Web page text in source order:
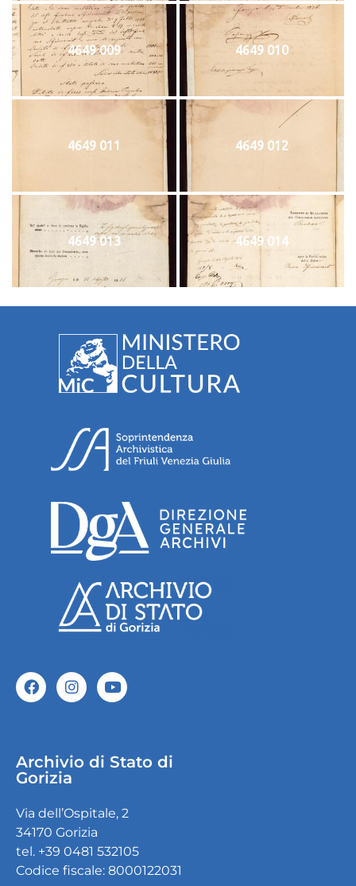
4649 009 4649 010
4649 011 4649 012
4649 013 4649 014
Archivio di Stato di
Gorizia
Via dell’Ospitale, 2
34170 Gorizia
tel. +39 0481 532105
Codice fiscale: 8000122031